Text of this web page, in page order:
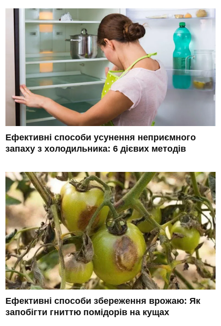
Ефективні способи усунення неприємного
запаху з холодильника: 6 дієвих методів
Ефективні способи збереження врожаю: Як
запобігти гниттю помідорів на кущах